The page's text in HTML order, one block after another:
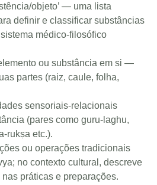
objeto’ — uma lista
definir e classificar substâncias
médico-filosófico
ou substância em si —
partes (raiz, caule, folha,
sensoriais-relacionais
(pares como guru-laghu,
rukṣa etc.).
ou operações tradicionais
no contexto cultural, descreve
práticas e preparações.